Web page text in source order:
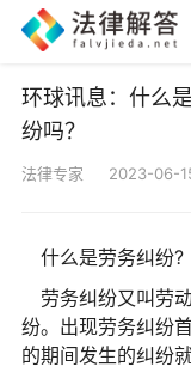
环球讯息：什么
纷吗？
法律专家 2023-06-
什么是劳务纠纷?
劳务纠纷又叫劳
纷。出现劳务纠纷
的期间发生的纠纷